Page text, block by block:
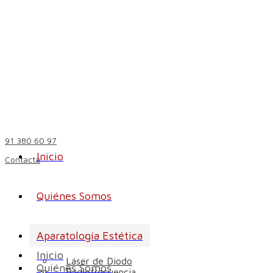
91 380 60 97
ContactaInicio
Quiénes Somos
Aparatología Estética
Láser de Diodo
Inicio
Quiénes Somos